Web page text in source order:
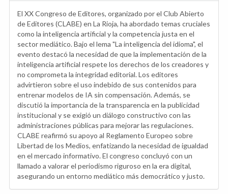
El XX Congreso de Editores, organizado por el Club Abierto
de Editores (CLABE) en La Rioja, ha abordado temas cruciales
como la inteligencia artificial y la competencia justa en el
sector mediático. Bajo el lema "La inteligencia del idioma", el
evento destacó la necesidad de que la implementación de la
inteligencia artificial respete los derechos de los creadores y
no comprometa la integridad editorial. Los editores
advirtieron sobre el uso indebido de sus contenidos para
entrenar modelos de IA sin compensación. Además, se
discutió la importancia de la transparencia en la publicidad
institucional y se exigió un diálogo constructivo con las
administraciones públicas para mejorar las regulaciones.
CLABE reafirmó su apoyo al Reglamento Europeo sobre
Libertad de los Medios, enfatizando la necesidad de igualdad
en el mercado informativo. El congreso concluyó con un
llamado a valorar el periodismo riguroso en la era digital,
asegurando un entorno mediático más democrático y justo.